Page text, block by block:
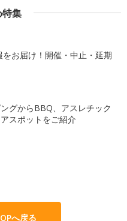
特集
お届け！開催・中止・延期
グからBBQ、アスレチック
スポットをご紹介
へ戻る